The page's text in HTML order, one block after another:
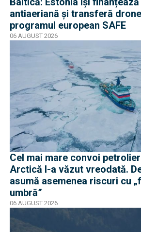
antiaeriană și transferă
programul european SAFE
06 AUGUST 2026
Cel mai mare convoi
Arctică l-a văzut vreodată.
asumă asemenea riscuri cu
umbră”
06 AUGUST 2026